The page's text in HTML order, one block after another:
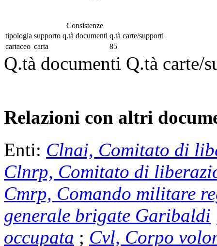
Consistenze
tipologia supporto q.tà documenti q.tà carte/supporti
cartaceo carta 85
Q.tà documenti Q.tà carte/
Relazioni con altri
Enti: Clnai, Comitato di
Clnrp, Comitato di
Cmrp, Comando militare
generale brigate Garibaldi
occupata ; Cvl, Corpo